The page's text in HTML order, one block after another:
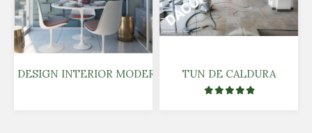
DESIGN INTERIOR MODERN - PRODUCATOR PLACI
TUN DE CALDURA